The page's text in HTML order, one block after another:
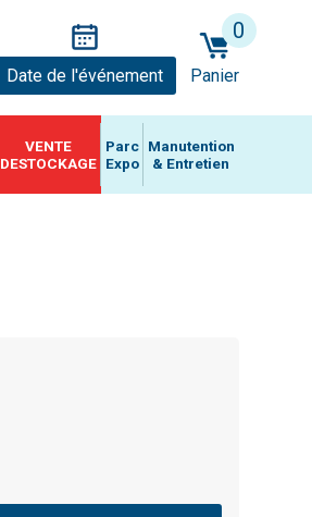
Date de l'événement
0
Panier
VENTE
DESTOCKAGE
Parc
Expo
Manutention
& Entretien